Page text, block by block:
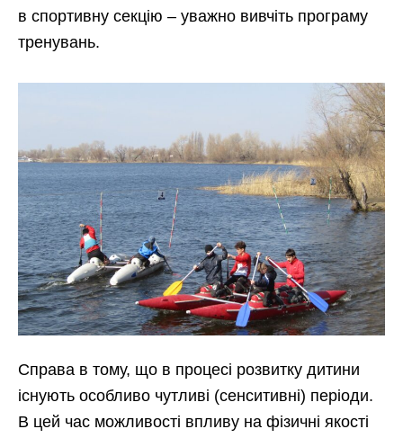
в спортивну секцію – уважно вивчіть програму
тренувань.
Справа в тому, що в процесі розвитку дитини
існують особливо чутливі (сенситивні) періоди.
В цей час можливості впливу на фізичні якості